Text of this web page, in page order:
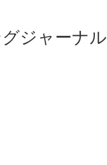
ジャーナル